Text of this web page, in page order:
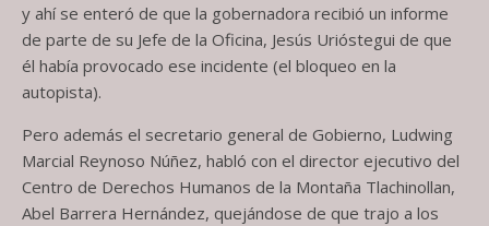
y ahí se enteró de que la gobernadora recibió un informe
de parte de su Jefe de la Oficina, Jesús Urióstegui de que
él había provocado ese incidente (el bloqueo en la
autopista).
Pero además el secretario general de Gobierno, Ludwing
Marcial Reynoso Núñez, habló con el director ejecutivo del
Centro de Derechos Humanos de la Montaña Tlachinollan,
Abel Barrera Hernández, quejándose de que trajo a los